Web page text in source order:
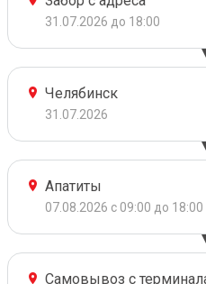
31.07.2026 до 18:00
Челябинск
31.07.2026
Апатиты
07.08.2026 с 09:00 до 18:00
Самовывоз с